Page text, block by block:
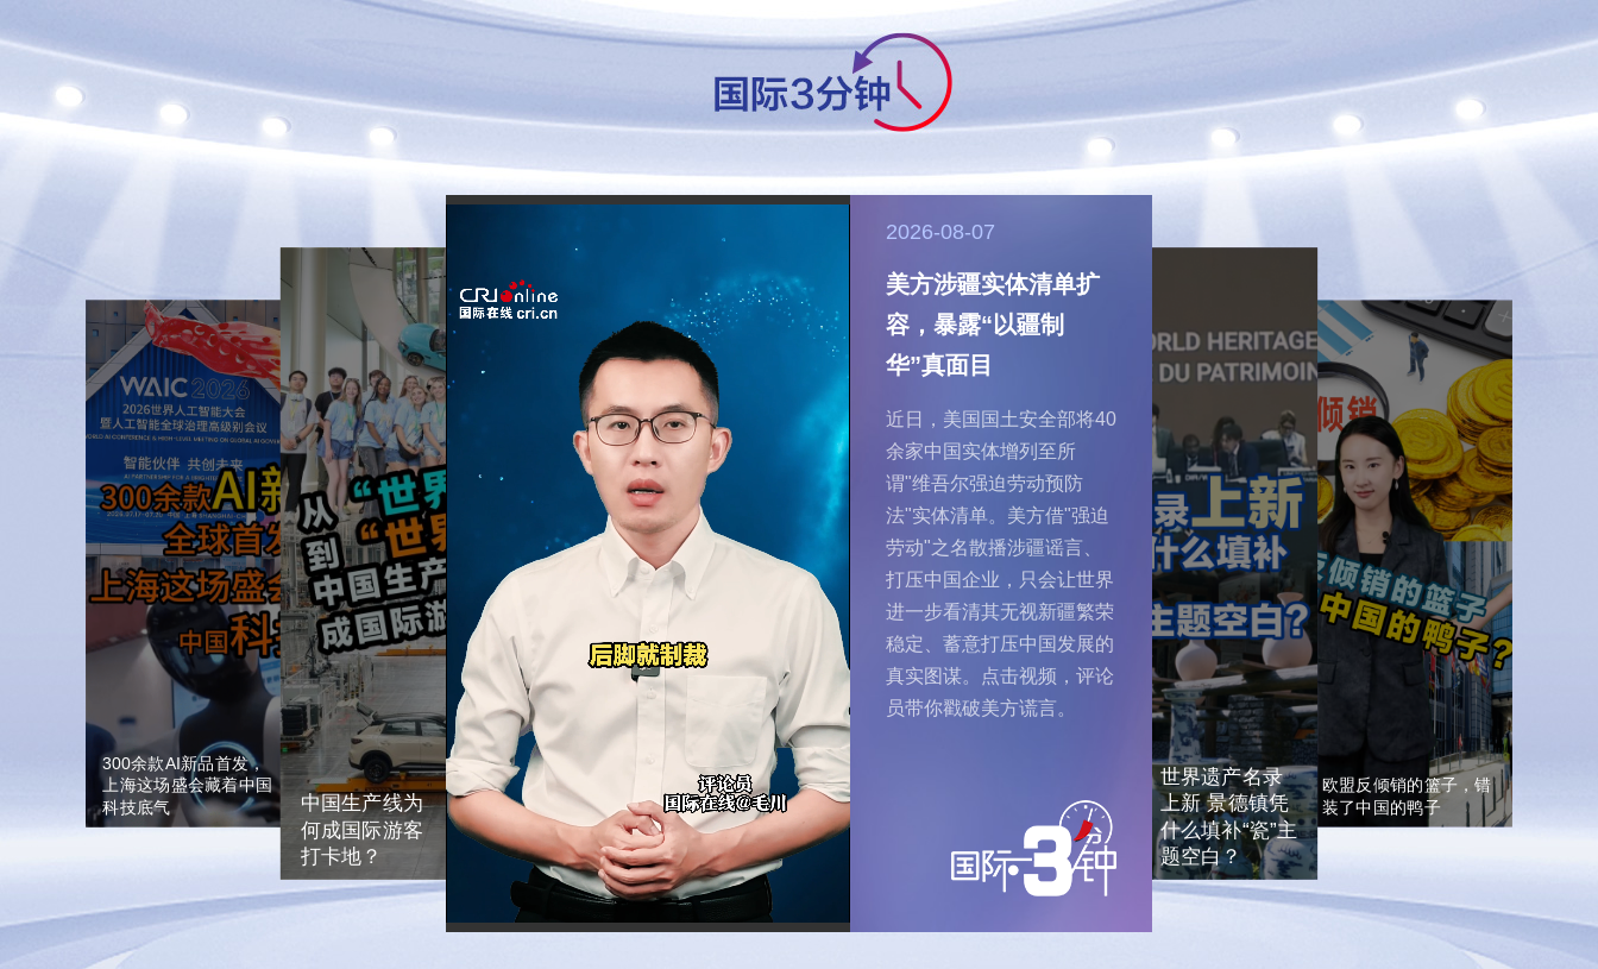
篮子，错装了中国的鸭子
2026-07-24
欧盟反倾销的篮子，
错装了中国的鸭子
近日，欧盟对“北京鸭”发起
反倾销调查，但中国实际出
口的是“樱桃谷鸭”，调查对
象根本对不上号。欧盟还选
取巴西鸭肉作为参照核算基
准，人为重构中国产品生产
成本，无视我国完整产业链
带来的成本优势，刻意抬高
所谓倾销幅度。该做法尽显
欧盟贸易保护主义倾向，最
终只会抬高欧洲市场鸭肉售
价，损害当地消费者利益。
300余款AI新品首发，
上海这场盛会藏着中国
科技底气
2026-07-16
300余款AI新品首发，
上海这场盛会藏着中
国科技底气
2026世界人工智能大会暨
人工智能全球治理高级别会
议将于7月17日至20日在上
海举办，本次大会展览总面
积首次突破10万平方米，超
300款产品将实现全球首
发。借助此次大会，中国会
继续和各国加强交流合作，
一起营造开放包容、互利共
赢的发展环境，让人工智能
惠及所有人、造福全人类。
中国生产线为
何成国际游客
打卡地？
2026-07-13
中国生产线为何成国
际游客打卡地？
近日，“我国工业旅游市场
规模将在2029年突破3000
亿元”登上热搜。过去“闲人
免进”的生产车间变身文旅
新宠，硬核的智能生产线不
仅打破海外对中国制造的刻
板印象，更让“逛厂看线”成
为世界读懂中国式现代化的
鲜活窗口。
2026-08-07
美方涉疆实体清单扩
容，暴露“以疆制
华”真面目
近日，美国国土安全部将40
余家中国实体增列至所
谓"维吾尔强迫劳动预防
法"实体清单。美方借"强迫
劳动"之名散播涉疆谣言、
打压中国企业，只会让世界
进一步看清其无视新疆繁荣
稳定、蓄意打压中国发展的
真实图谋。点击视频，评论
员带你戳破美方谎言。
世界遗产名录
上新 景德镇凭
什么填补“瓷”主
题空白？
2026-07-31
德镇凭什么填
7月25日，联合国教科文组
织第48届世界遗产大会
上，“景德镇手工瓷业遗
存”正式列入《世界遗产名
录》，填补了《世界遗产名
录》里“瓷”主题的空白，这
背后是国际社会对景德镇秉
持系统性保护思路、践行活
态传承理念的高度认可。
欧盟反倾销的篮子，错
装了中国的鸭子
2026-07-24
欧盟反倾销的篮子，
错装了中国的鸭子
近日，欧盟对“北京鸭”发起
反倾销调查，但中国实际出
口的是“樱桃谷鸭”，调查对
象根本对不上号。欧盟还选
取巴西鸭肉作为参照核算基
准，人为重构中国产品生产
成本，无视我国完整产业链
带来的成本优势，刻意抬高
所谓倾销幅度。该做法尽显
欧盟贸易保护主义倾向，最
终只会抬高欧洲市场鸭肉售
价，损害当地消费者利益。
300余款AI新品首发，上海这场盛会藏着中国科技底